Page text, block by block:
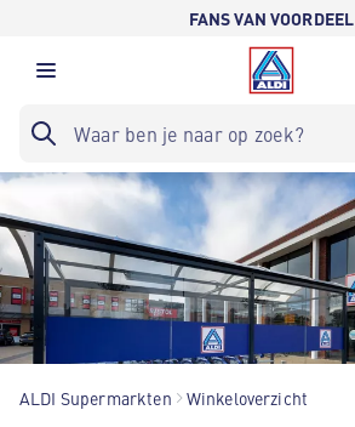
FANS VAN VOORDEEL
ALDI Supermarkten Winkeloverzicht